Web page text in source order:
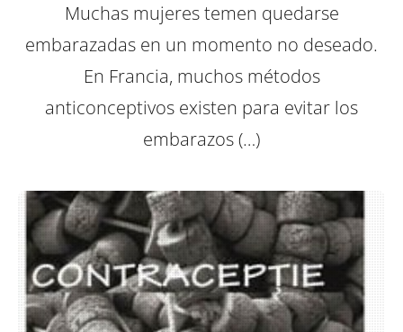
Muchas mujeres temen quedarse
embarazadas en un momento no deseado.
En Francia, muchos métodos
anticonceptivos existen para evitar los
embarazos (…)